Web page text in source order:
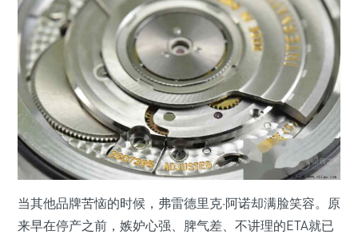
当其他品牌苦恼的时候，弗雷德里克·阿诺却满脸笑容。原
来早在停产之前，嫉妒心强、脾气差、不讲理的ETA就已